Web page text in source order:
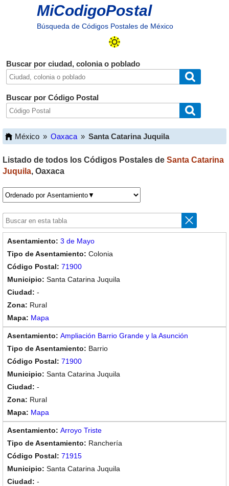
MiCodigoPostal
Búsqueda de Códigos Postales de México
Buscar por ciudad, colonia o poblado
Buscar por Código Postal
México » Oaxaca » Santa Catarina Juquila
Listado de todos los Códigos Postales de Santa Catarina
Juquila, Oaxaca
3 de Mayo
Colonia
71900
Santa Catarina Juquila
-
Rural
Mapa
Ampliación Barrio Grande y la Asunción
Barrio
71900
Santa Catarina Juquila
-
Rural
Mapa
Arroyo Triste
Ranchería
71915
Santa Catarina Juquila
-